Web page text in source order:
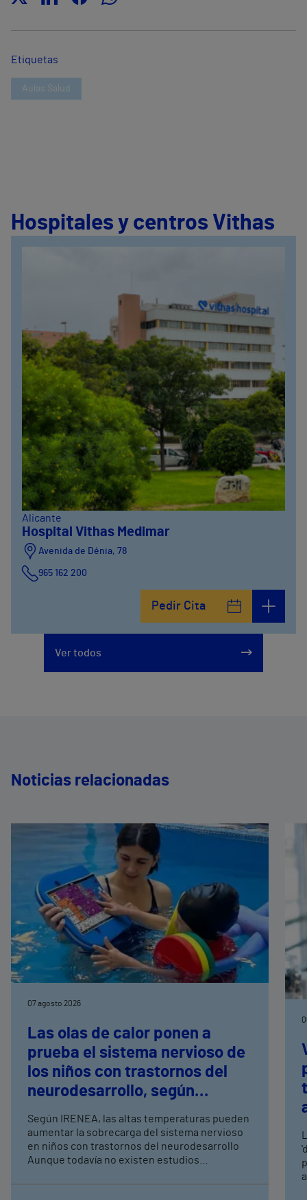
Etiquetas
Aulas Salud
Hospitales y centros Vithas
Alicante
Hospital Vithas Medimar
Avenida de Dénia, 78
965 162 200
Pedir Cita
Ver todos
Noticias relacionadas
07 agosto 2026
Las olas de calor ponen a
prueba el sistema nervioso de
los niños con trastornos del
neurodesarrollo, según
neurorrehabilitación
pediátrica de Vithas
Según IRENEA, las altas temperaturas pueden
aumentar la sobrecarga del sistema nervioso
en niños con trastornos del neurodesarrollo
Aunque todavía no existen estudios